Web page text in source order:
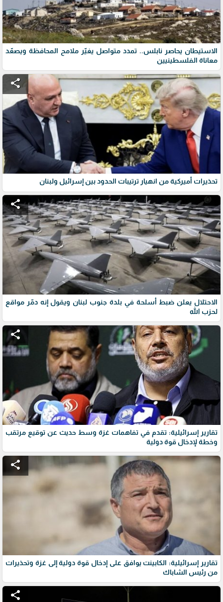
الاستيطان يحاصر نابلس.. تمدد متواصل يغيّر ملامح المحافظة ويصعّد
معاناة الفلسطينيين
share
تحذيرات أميركية من انهيار ترتيبات الحدود بين إسرائيل ولبنان
share
الاحتلال يعلن ضبط أسلحة في بلدة جنوب لبنان ويقول إنه دمّر مواقع
لحزب الله
share
تقارير إسرائيلية: تقدم في تفاهمات غزة وسط حديث عن توقيع مرتقب
وخطة لإدخال قوة دولية
share
تقارير إسرائيلية: الكابينت يوافق على إدخال قوة دولية إلى غزة وتحذيرات
من رئيس الشاباك
share